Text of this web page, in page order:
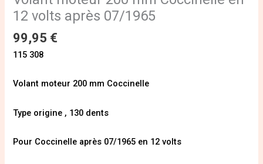
12 volts après 07/1965
99,95 €
115 308
Volant moteur 200 mm Coccinelle
Type origine , 130 dents
Pour Coccinelle après 07/1965 en 12 volts